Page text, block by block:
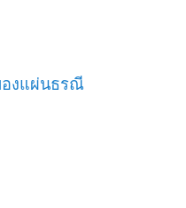
งแผ่นธรณี